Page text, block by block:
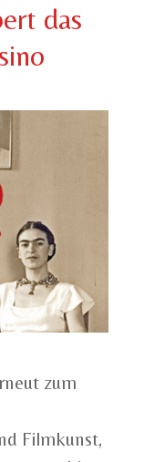
das
zum
Filmkunst,